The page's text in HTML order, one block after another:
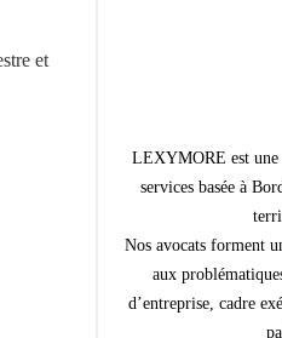
et
LEXYMORE est une
services basée à
Nos avocats forment
aux
d’entreprise, cadre